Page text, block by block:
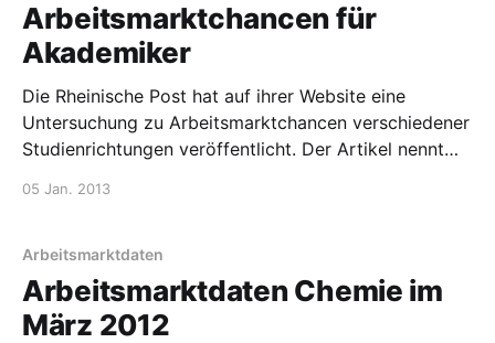
Arbeitsmarktchancen für
Akademiker
Die Rheinische Post hat auf ihrer Website eine
Untersuchung zu Arbeitsmarktchancen verschiedener
Studienrichtungen veröffentlicht. Der Artikel nennt
online ist. Über Chemie steht folgendes: Chemie
Prognose: mittelmäßig Immer
05 Jan. 2013
Arbeitsmarktdaten
Arbeitsmarktdaten Chemie im
März 2012